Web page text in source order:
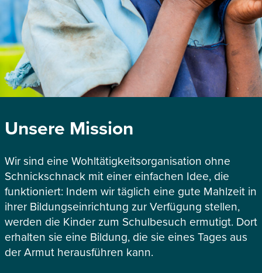
Unsere Mission
Wir sind eine Wohltätigkeitsorganisation ohne
Schnickschnack mit einer einfachen Idee, die
funktioniert: Indem wir täglich eine gute Mahlzeit in
ihrer Bildungseinrichtung zur Verfügung stellen,
werden die Kinder zum Schulbesuch ermutigt. Dort
erhalten sie eine Bildung, die sie eines Tages aus
der Armut herausführen kann.